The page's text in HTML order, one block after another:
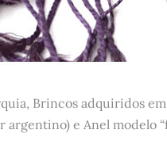
Brincos adquiridos
argentino) e Anel modelo